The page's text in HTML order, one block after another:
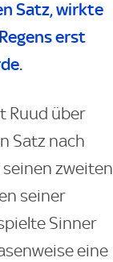
Satz, wirkte
erst
Ruud über
Satz nach
seinen zweiten
seiner
Sinner
eine